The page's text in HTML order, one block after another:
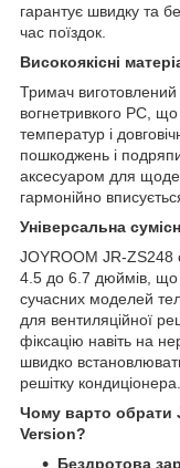
гарантує швидку та
час поїздок.
Високоякісні
Тримач виготовлений
вогнетривкого PC, що
температур і
пошкоджень і
аксесуаром для
гармонійно
Універсальна
JOYROOM JR-ZS248
4.5 до 6.7 дюймів, що
сучасних моделей
для вентиляційної
фіксацію навіть на
швидко
решітку кондиціонера.
Чому варто обрати
Version?
Бездротова